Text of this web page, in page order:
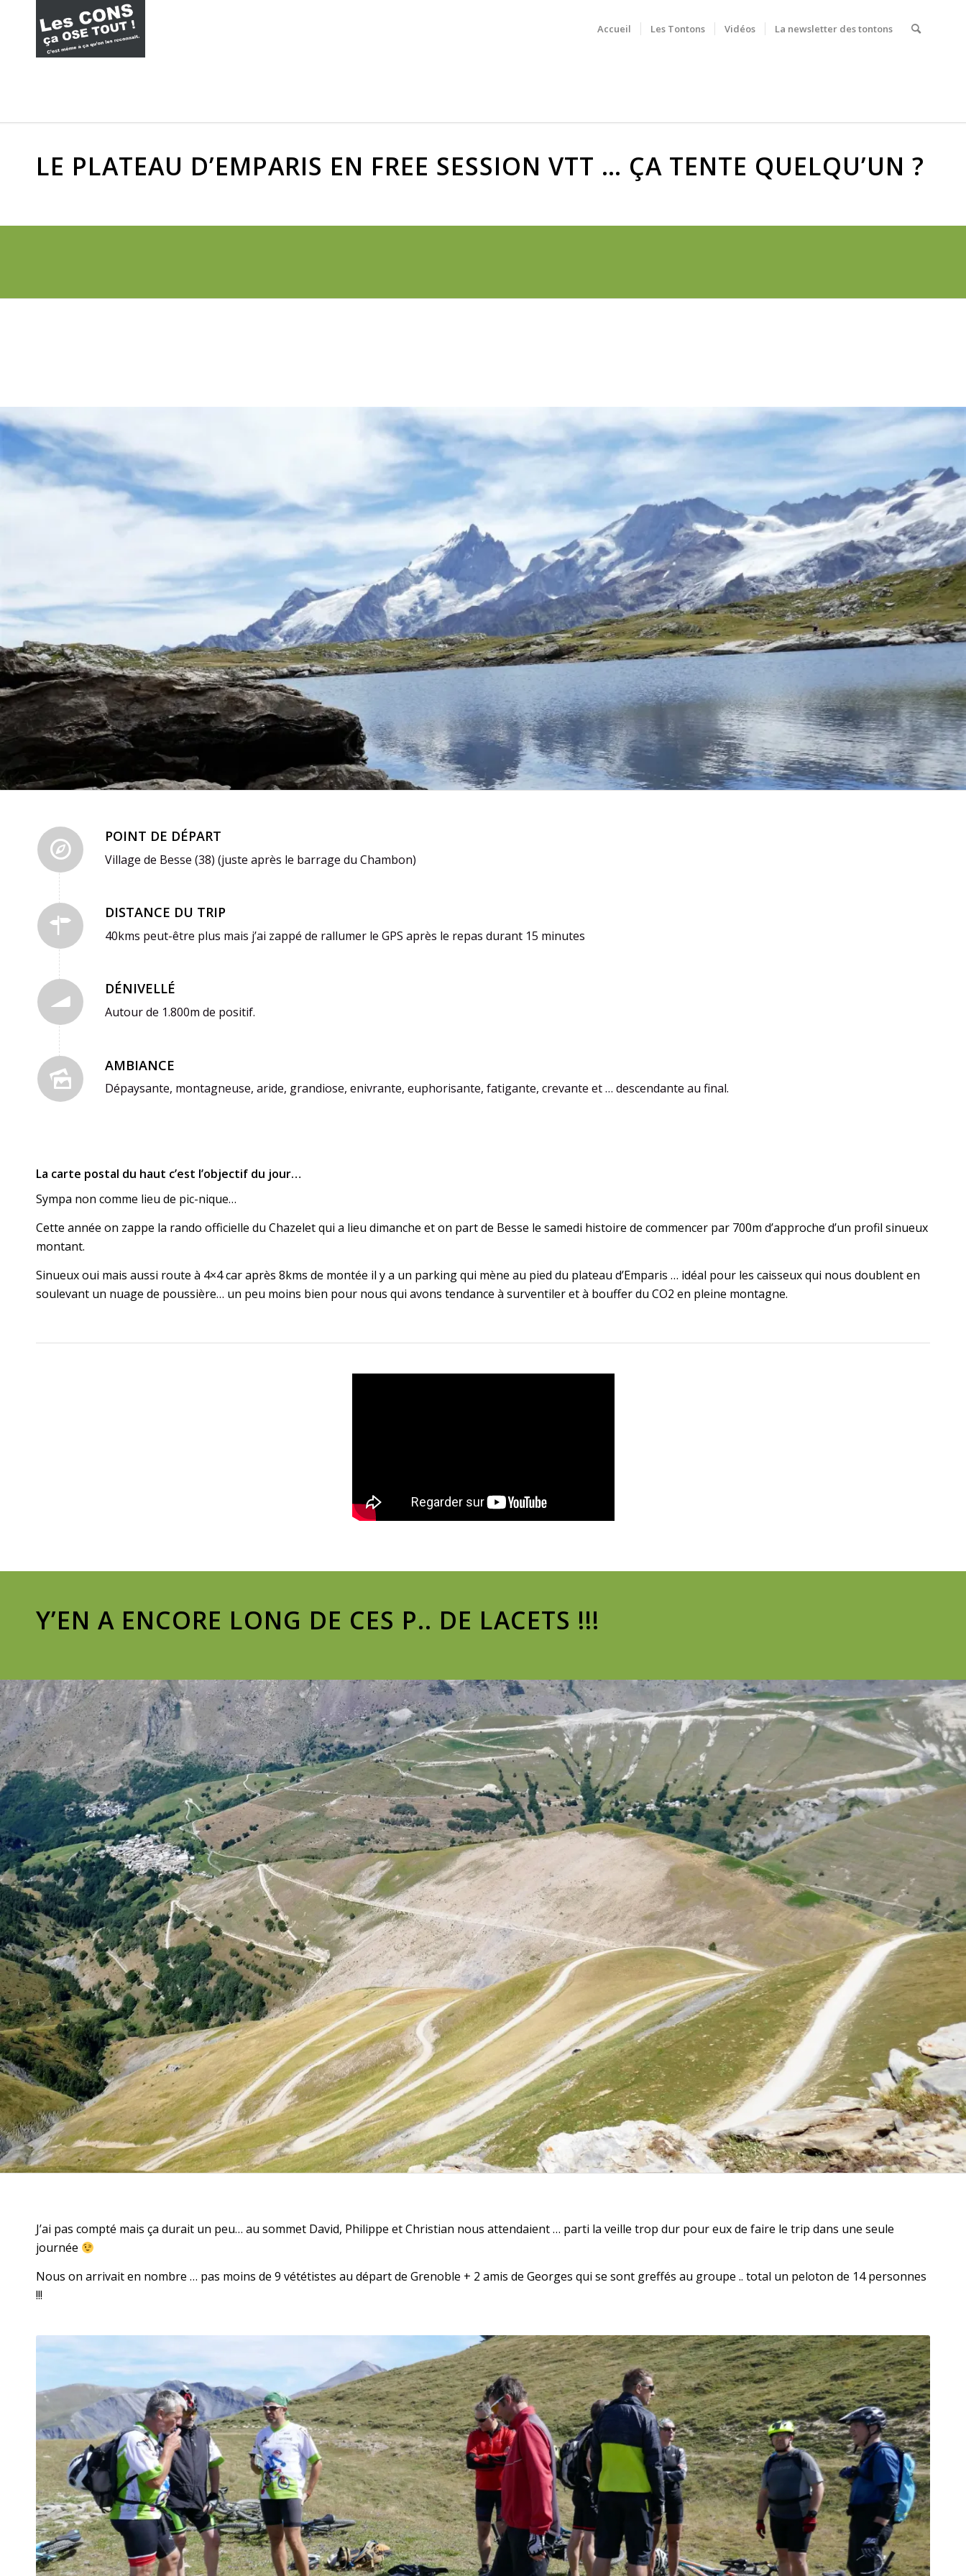
Accueil Les Tontons Vidéos La newsletter des tontons
LE PLATEAU D’EMPARIS EN FREE SESSION VTT … ÇA TENTE QUELQU’UN ?
POINT DE DÉPART
Village de Besse (38) (juste après le barrage du Chambon)
DISTANCE DU TRIP
40kms peut-être plus mais j’ai zappé de rallumer le GPS après le repas durant 15 minutes
DÉNIVELLÉ
Autour de 1.800m de positif.
AMBIANCE
Dépaysante, montagneuse, aride, grandiose, enivrante, euphorisante, fatigante, crevante et … descendante au final.
La carte postal du haut c’est l’objectif du jour…
Sympa non comme lieu de pic-nique…
Cette année on zappe la rando officielle du Chazelet qui a lieu dimanche et on part de Besse le samedi histoire de commencer par 700m d’approche d’un profil sinueux
montant.
Sinueux oui mais aussi route à 4×4 car après 8kms de montée il y a un parking qui mène au pied du plateau d’Emparis … idéal pour les caisseux qui nous doublent en
soulevant un nuage de poussière… un peu moins bien pour nous qui avons tendance à surventiler et à bouffer du CO2 en pleine montagne.
Y’EN A ENCORE LONG DE CES P.. DE LACETS !!!
J’ai pas compté mais ça durait un peu… au sommet David, Philippe et Christian nous attendaient … parti la veille trop dur pour eux de faire le trip dans une seule
journée
Nous on arrivait en nombre … pas moins de 9 vététistes au départ de Grenoble + 2 amis de Georges qui se sont greffés au groupe .. total un peloton de 14 personnes
!!!
Pas tous présent … il y en a encore qui sont dans l’ascension